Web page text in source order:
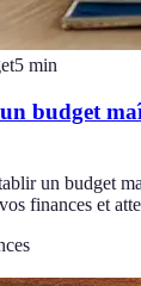
5 min
budget
un budget
finances et